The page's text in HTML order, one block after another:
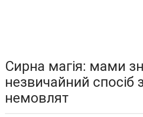
Сирна магія: мами
незвичайний спосіб
немовлят